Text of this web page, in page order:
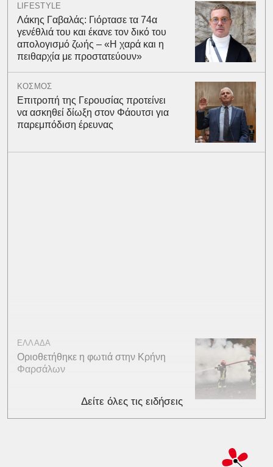
LIFESTYLE
Λάκης Γαβαλάς: Γιόρτασε τα 74α
γενέθλιά του και έκανε τον δικό του
απολογισμό ζωής – «Η χαρά και η
πειθαρχία με προστατεύουν»
ΚΟΣΜΟΣ
Επιτροπή της Γερουσίας προτείνει
να ασκηθεί δίωξη στον Φάουτσι για
παρεμπόδιση έρευνας
ΕΛΛΑΔΑ
Οριοθετήθηκε η φωτιά στην Κρήνη
Φαρσάλων
Δείτε όλες τις ειδήσεις